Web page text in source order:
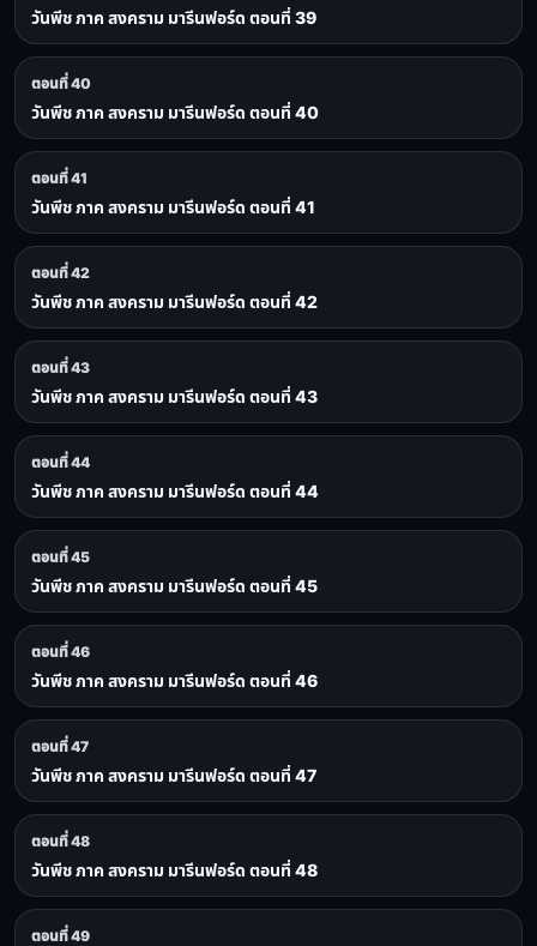
วันพีช ภาค สงคราม มารีนฟอร์ด ตอนที่ 39
ตอนที่ 40
วันพีช ภาค สงคราม มารีนฟอร์ด ตอนที่ 40
ตอนที่ 41
วันพีช ภาค สงคราม มารีนฟอร์ด ตอนที่ 41
ตอนที่ 42
วันพีช ภาค สงคราม มารีนฟอร์ด ตอนที่ 42
ตอนที่ 43
วันพีช ภาค สงคราม มารีนฟอร์ด ตอนที่ 43
ตอนที่ 44
วันพีช ภาค สงคราม มารีนฟอร์ด ตอนที่ 44
ตอนที่ 45
วันพีช ภาค สงคราม มารีนฟอร์ด ตอนที่ 45
ตอนที่ 46
วันพีช ภาค สงคราม มารีนฟอร์ด ตอนที่ 46
ตอนที่ 47
วันพีช ภาค สงคราม มารีนฟอร์ด ตอนที่ 47
ตอนที่ 48
วันพีช ภาค สงคราม มารีนฟอร์ด ตอนที่ 48
ตอนที่ 49